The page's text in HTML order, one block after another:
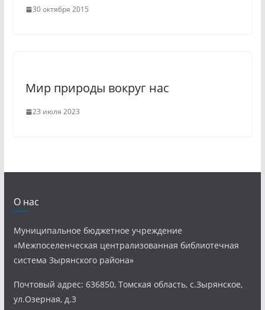
30 октября 2015
Мир природы вокруг нас
23 июля 2023
О нас
Муниципальное бюджетное учреждение
«Межпоселенческая централизованная библиотечная
система Зырянского района»
Почтовый адрес: 636850, Томская область, с.Зырянское,
ул.Озерная, д.3